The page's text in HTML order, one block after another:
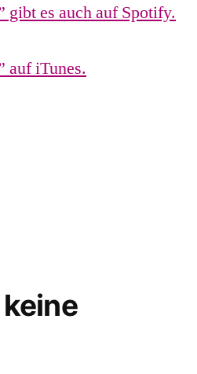
gibt es auch auf Spotify.
auf iTunes.